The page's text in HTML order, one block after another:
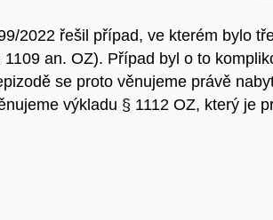
2022 řešil případ, ve kterém bylo
an. OZ). Případ byl o to
se proto věnujeme právě
výkladu § 1112 OZ, který je